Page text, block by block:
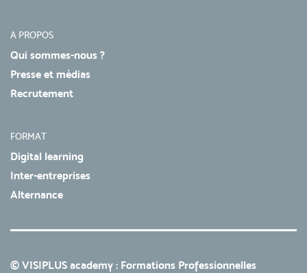
A PROPOS
Qui sommes-nous ?
Presse et médias
Recrutement
FORMAT
Digital learning
Inter-entreprises
Alternance
© VISIPLUS academy : Formations Professionnelles